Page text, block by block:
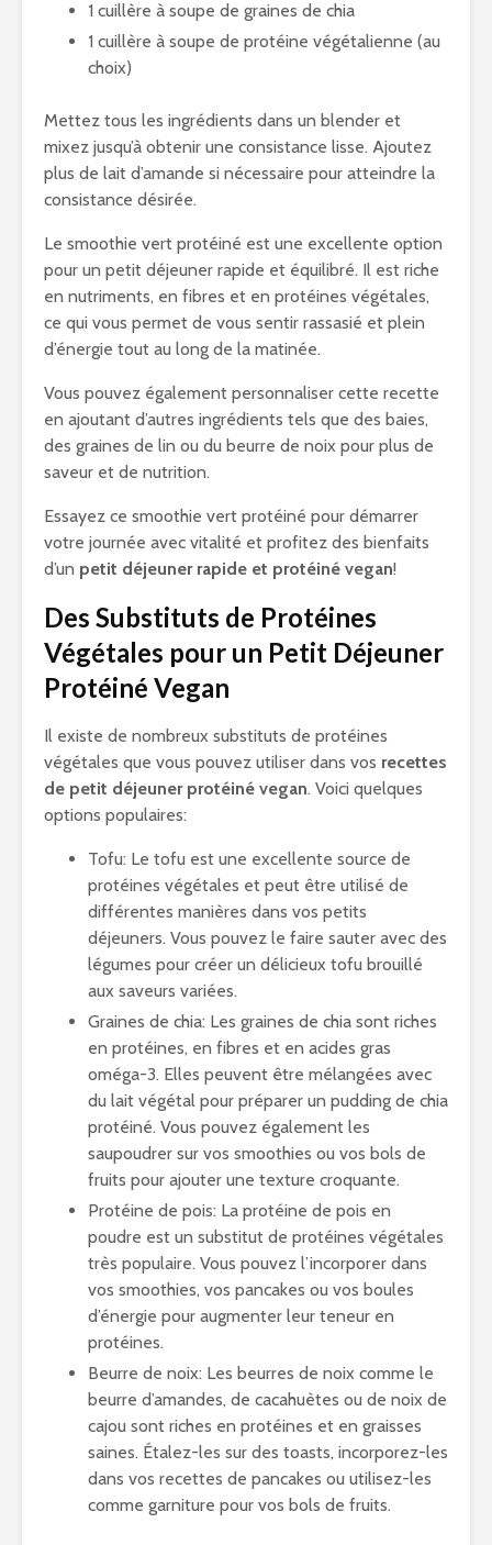
1 cuillère à soupe de graines de chia
1 cuillère à soupe de protéine végétalienne (au
choix)
Mettez tous les ingrédients dans un blender et
mixez jusqu’à obtenir une consistance lisse. Ajoutez
plus de lait d’amande si nécessaire pour atteindre la
consistance désirée.
Le smoothie vert protéiné est une excellente option
pour un petit déjeuner rapide et équilibré. Il est riche
en nutriments, en fibres et en protéines végétales,
ce qui vous permet de vous sentir rassasié et plein
d’énergie tout au long de la matinée.
Vous pouvez également personnaliser cette recette
en ajoutant d’autres ingrédients tels que des baies,
des graines de lin ou du beurre de noix pour plus de
saveur et de nutrition.
Essayez ce smoothie vert protéiné pour démarrer
votre journée avec vitalité et profitez des bienfaits
d’un petit déjeuner rapide et protéiné vegan!
Des Substituts de Protéines
Végétales pour un Petit Déjeuner
Protéiné Vegan
Il existe de nombreux substituts de protéines
végétales que vous pouvez utiliser dans vos recettes
de petit déjeuner protéiné vegan. Voici quelques
options populaires:
Tofu: Le tofu est une excellente source de
protéines végétales et peut être utilisé de
différentes manières dans vos petits
déjeuners. Vous pouvez le faire sauter avec des
légumes pour créer un délicieux tofu brouillé
aux saveurs variées.
Graines de chia: Les graines de chia sont riches
en protéines, en fibres et en acides gras
oméga-3. Elles peuvent être mélangées avec
du lait végétal pour préparer un pudding de chia
protéiné. Vous pouvez également les
saupoudrer sur vos smoothies ou vos bols de
fruits pour ajouter une texture croquante.
Protéine de pois: La protéine de pois en
poudre est un substitut de protéines végétales
très populaire. Vous pouvez l’incorporer dans
vos smoothies, vos pancakes ou vos boules
d’énergie pour augmenter leur teneur en
protéines.
Beurre de noix: Les beurres de noix comme le
beurre d’amandes, de cacahuètes ou de noix de
cajou sont riches en protéines et en graisses
saines. Étalez-les sur des toasts, incorporez-les
dans vos recettes de pancakes ou utilisez-les
comme garniture pour vos bols de fruits.